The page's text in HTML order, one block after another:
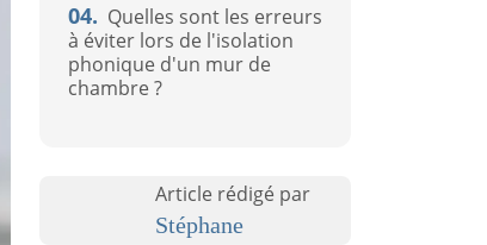
04. Quelles sont les erreurs
à éviter lors de l'isolation
phonique d'un mur de
chambre ?
Article rédigé par
Stéphane